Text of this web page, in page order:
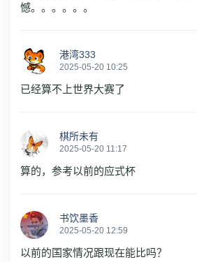
憾。。。。。。
港湾333
2025-05-20 10:25
已经算不上世界大赛了
棋所未有
2025-05-20 11:17
算的，参考以前的应式杯
书饮墨香
2025-05-20 12:59
以前的国家情况跟现在能比吗？